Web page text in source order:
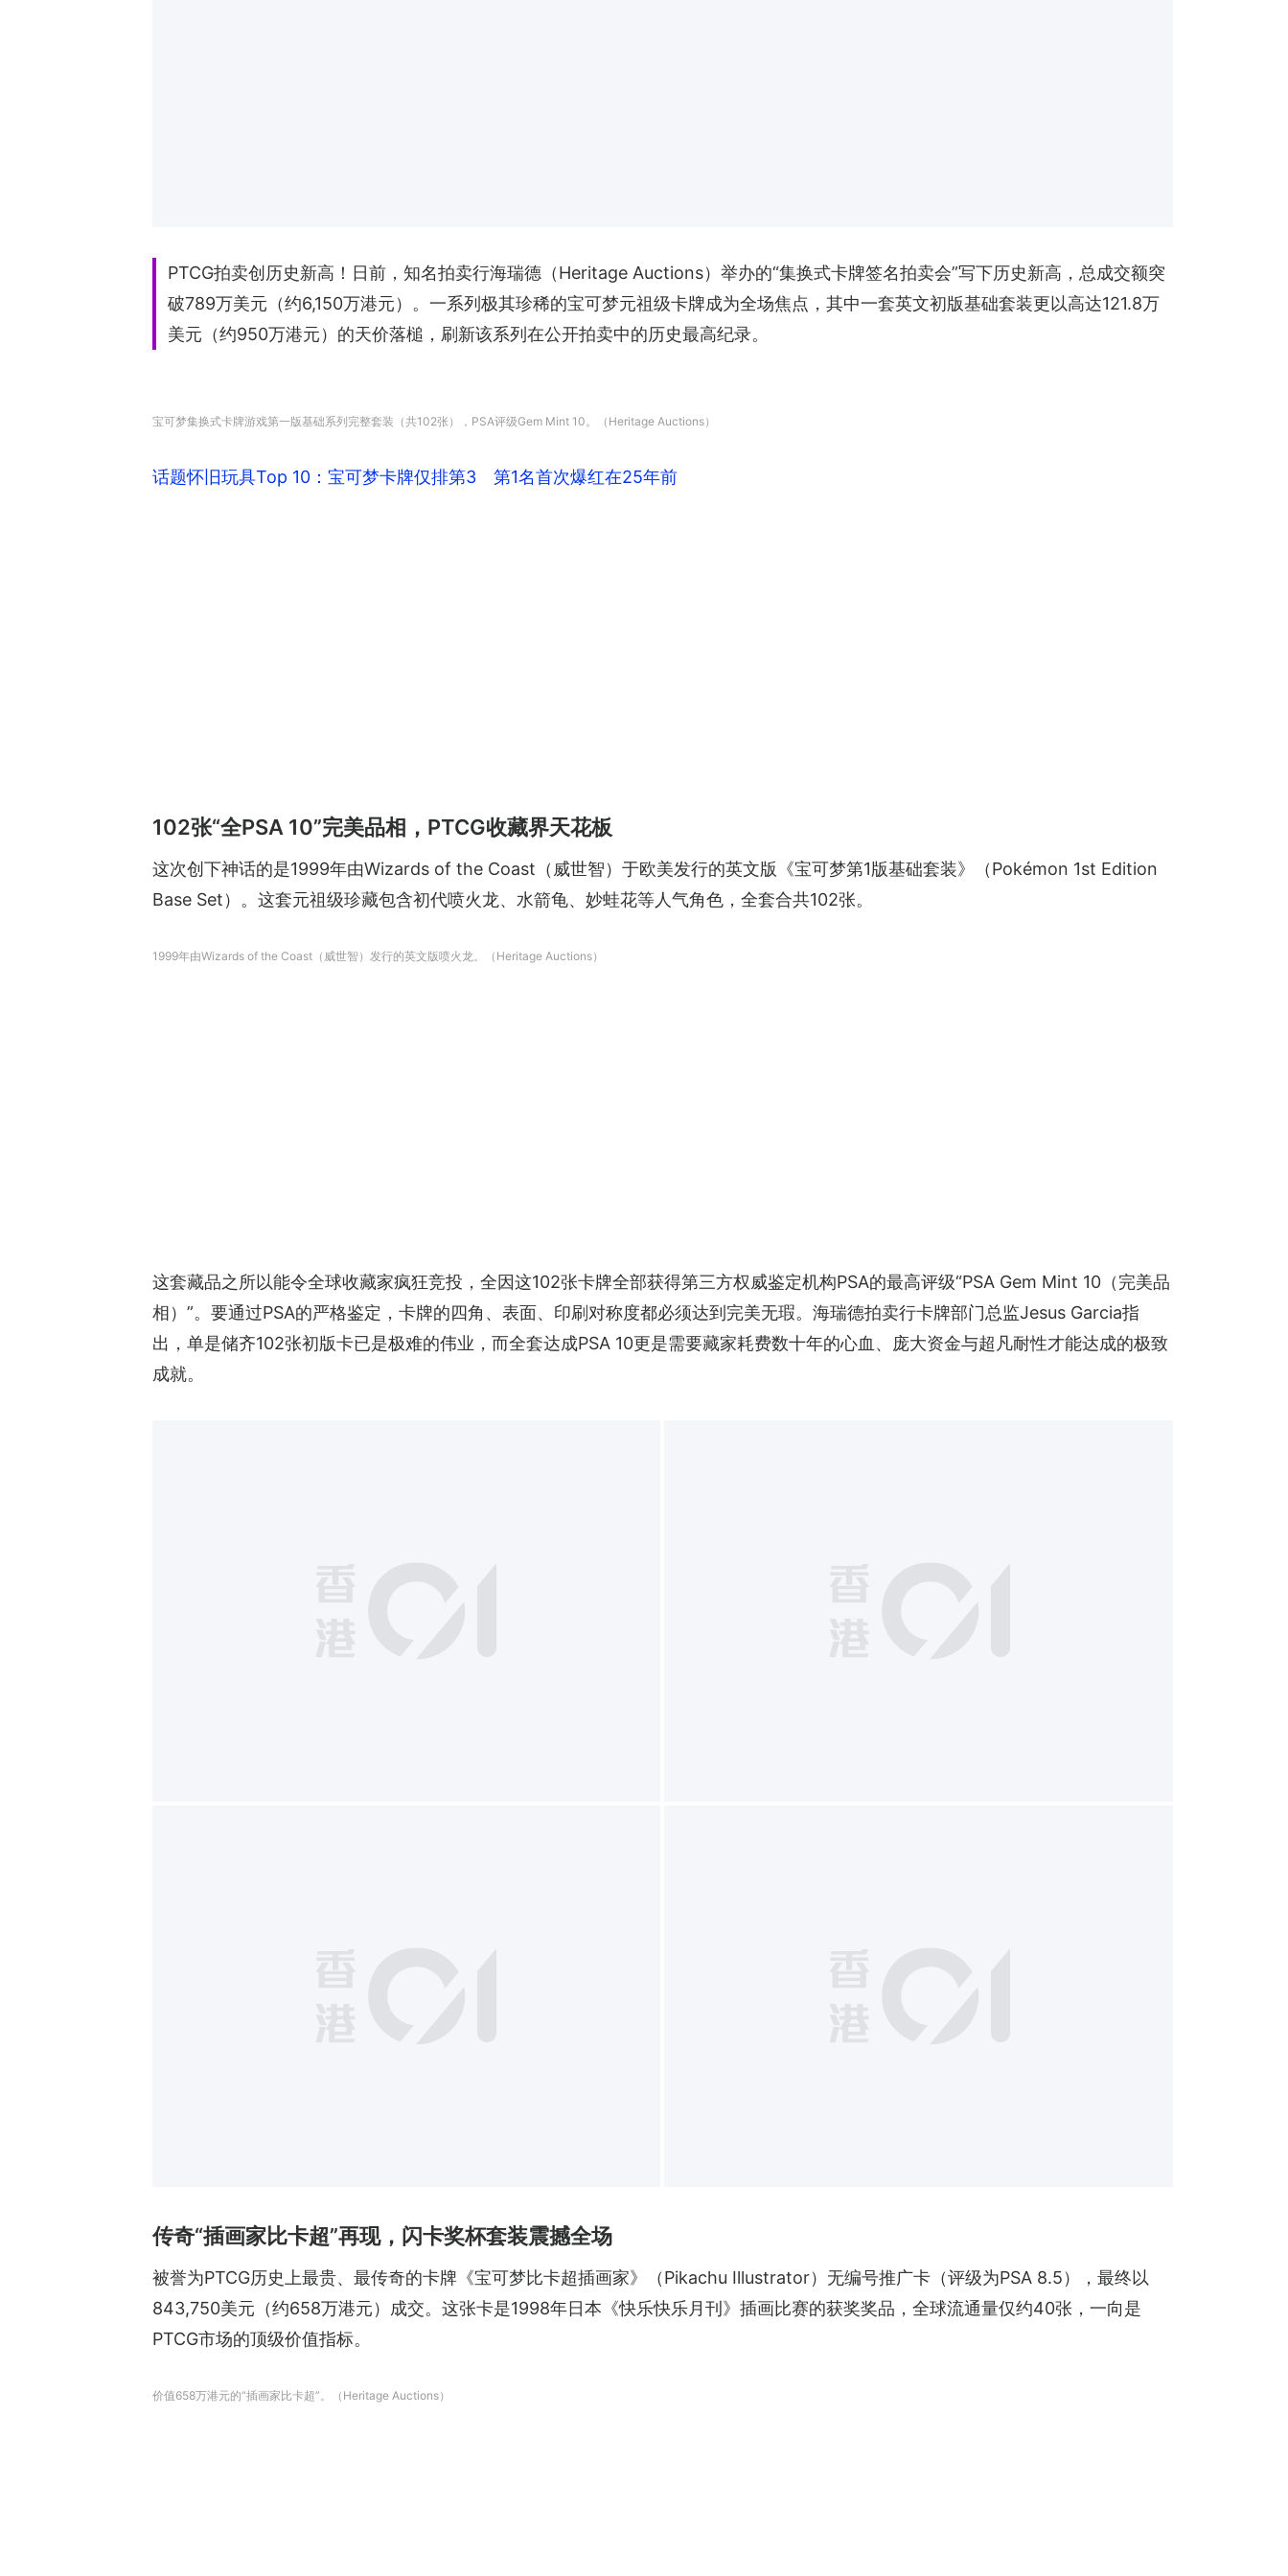
PTCG拍卖创历史新高！日前，知名拍卖行海瑞德（Heritage Auctions）举办的“集换式卡牌签名拍卖会”写下历史新高，总成交额突
破789万美元（约6,150万港元）。一系列极其珍稀的宝可梦元祖级卡牌成为全场焦点，其中一套英文初版基础套装更以高达121.8万
美元（约950万港元）的天价落槌，刷新该系列在公开拍卖中的历史最高纪录。
宝可梦集换式卡牌游戏第一版基础系列完整套装（共102张），PSA评级Gem Mint 10。（Heritage Auctions）
话题怀旧玩具Top 10：宝可梦卡牌仅排第3 第1名首次爆红在25年前
102张“全PSA 10”完美品相，PTCG收藏界天花板
这次创下神话的是1999年由Wizards of the Coast（威世智）于欧美发行的英文版《宝可梦第1版基础套装》（Pokémon 1st Edition
Base Set）。这套元祖级珍藏包含初代喷火龙、水箭龟、妙蛙花等人气角色，全套合共102张。
1999年由Wizards of the Coast（威世智）发行的英文版喷火龙。（Heritage Auctions）
这套藏品之所以能令全球收藏家疯狂竞投，全因这102张卡牌全部获得第三方权威鉴定机构PSA的最高评级“PSA Gem Mint 10（完美品
相）”。要通过PSA的严格鉴定，卡牌的四角、表面、印刷对称度都必须达到完美无瑕。海瑞德拍卖行卡牌部门总监Jesus Garcia指
出，单是储齐102张初版卡已是极难的伟业，而全套达成PSA 10更是需要藏家耗费数十年的心血、庞大资金与超凡耐性才能达成的极致
成就。
传奇“插画家比卡超”再现，闪卡奖杯套装震撼全场
被誉为PTCG历史上最贵、最传奇的卡牌《宝可梦比卡超插画家》（Pikachu Illustrator）无编号推广卡（评级为PSA 8.5），最终以
843,750美元（约658万港元）成交。这张卡是1998年日本《快乐快乐月刊》插画比赛的获奖奖品，全球流通量仅约40张，一向是
PTCG市场的顶级价值指标。
价值658万港元的“插画家比卡超”。（Heritage Auctions）